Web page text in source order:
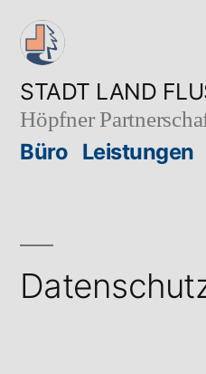
Zum
Inhalt
springen
STADT LAND
Höpfner
Büro Leistungen